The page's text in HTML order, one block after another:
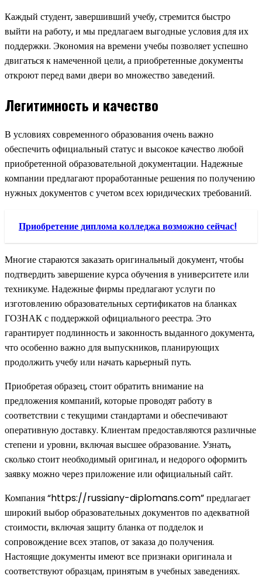
Каждый студент, завершивший учебу, стремится быстро
выйти на работу, и мы предлагаем выгодные условия для их
поддержки. Экономия на времени учебы позволяет успешно
двигаться к намеченной цели, а приобретенные документы
откроют перед вами двери во множество заведений.
Легитимность и качество
В условиях современного образования очень важно
обеспечить официальный статус и высокое качество любой
приобретенной образовательной документации. Надежные
компании предлагают проработанные решения по получению
нужных документов с учетом всех юридических требований.
Приобретение диплома колледжа возможно сейчас!
Многие стараются заказать оригинальный документ, чтобы
подтвердить завершение курса обучения в университете или
техникуме. Надежные фирмы предлагают услуги по
изготовлению образовательных сертификатов на бланках
ГОЗНАК с поддержкой официального реестра. Это
гарантирует подлинность и законность выданного документа,
что особенно важно для выпускников, планирующих
продолжить учебу или начать карьерный путь.
Приобретая образец, стоит обратить внимание на
предложения компаний, которые проводят работу в
соответствии с текущими стандартами и обеспечивают
оперативную доставку. Клиентам предоставляются различные
степени и уровни, включая высшее образование. Узнать,
сколько стоит необходимый оригинал, и недорого оформить
заявку можно через приложение или официальный сайт.
Компания “https://russiany-diplomans.com” предлагает
широкий выбор образовательных документов по адекватной
стоимости, включая защиту бланка от подделок и
сопровождение всех этапов, от заказа до получения.
Настоящие документы имеют все признаки оригинала и
соответствуют образцам, принятым в учебных заведениях.